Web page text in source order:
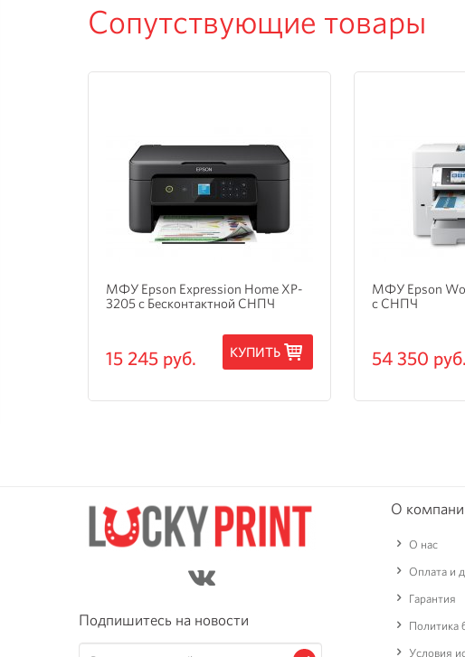
Сопутствующие товары
МФУ Epson Expression Home XP-
3205 с Бесконтактной СНПЧ
15 245 руб. КУПИТЬ
МФУ Epson
с СНПЧ
54 350 руб.
Подпишитесь на новости
О
О нас
Оплата и
Гарантия
Политика
Условия